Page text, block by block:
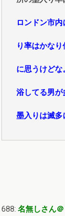
ロンドン市
り率はかな
に思うけど
浴してる男が
墨入りは滅
688: 名無しさん